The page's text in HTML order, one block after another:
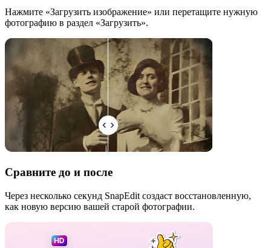
Нажмите «Загрузить изображение» или перетащите нужную
фотографию в раздел «Загрузить».
Сравните до и после
Через несколько секунд SnapEdit создаст восстановленную,
как новую версию вашей старой фотографии.